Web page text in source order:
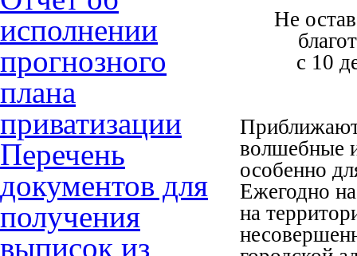
исполнении
прогнозного
плана
приватизации
Перечень
документов для
получения
выписок из
Не
с 10
волшебные
особенно
Ежегодно
на